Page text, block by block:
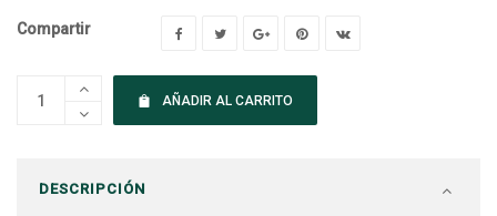
AÑADIR AL CARRITO
Compartir
DESCRIPCIÓN